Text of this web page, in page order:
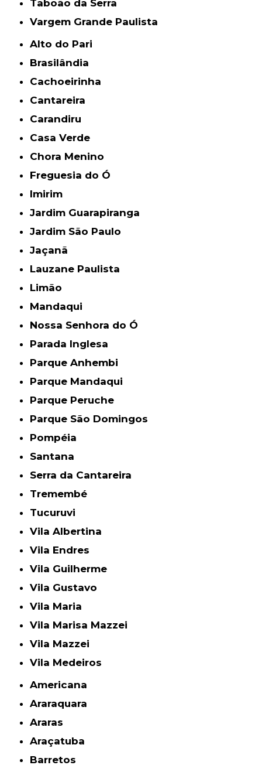
Taboão da Serra
Vargem Grande Paulista
Alto do Pari
Brasilândia
Cachoeirinha
Cantareira
Carandiru
Casa Verde
Chora Menino
Freguesia do Ó
Imirim
Jardim Guarapiranga
Jardim São Paulo
Jaçanã
Lauzane Paulista
Limão
Mandaqui
Nossa Senhora do Ó
Parada Inglesa
Parque Anhembi
Parque Mandaqui
Parque Peruche
Parque São Domingos
Pompéia
Santana
Serra da Cantareira
Tremembé
Tucuruvi
Vila Albertina
Vila Endres
Vila Guilherme
Vila Gustavo
Vila Maria
Vila Marisa Mazzei
Vila Mazzei
Vila Medeiros
Americana
Araraquara
Araras
Araçatuba
Barretos